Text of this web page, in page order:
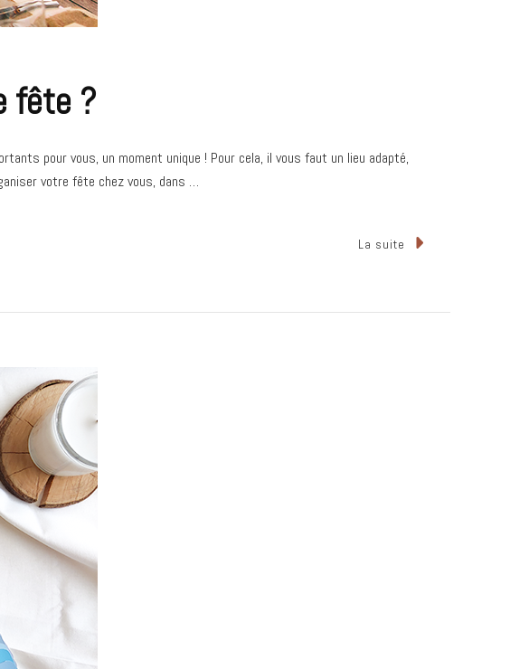
fête ?
pour vous, un moment unique ! Pour cela, il vous faut un lieu adapté,
votre fête chez vous, dans …
La suite